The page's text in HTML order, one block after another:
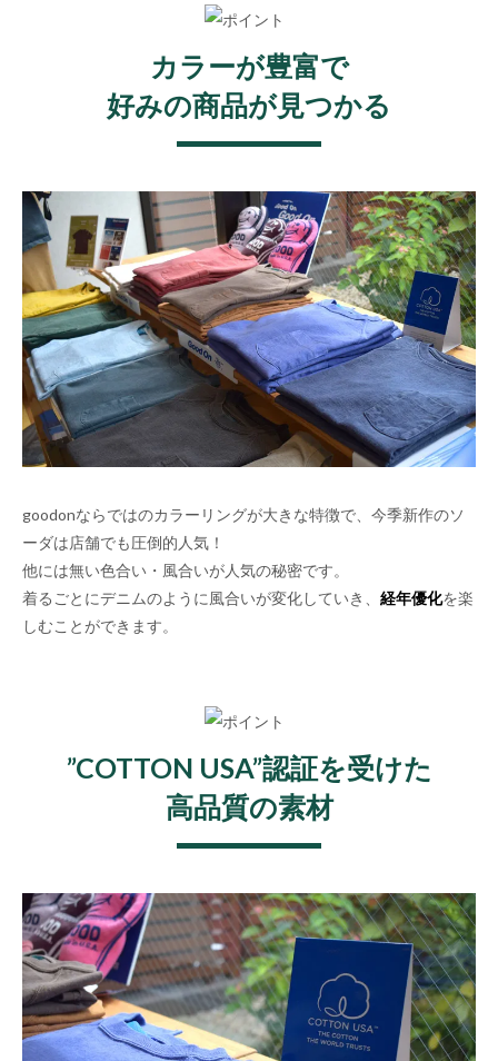
カラーが豊富で
好みの商品が見つかる
goodonならではのカラーリングが大きな特徴で、今季新作のソ
ーダは店舗でも圧倒的人気！
他には無い色合い・風合いが人気の秘密です。
着るごとにデニムのように風合いが変化していき、 経年優化を楽
しむことができます。
”COTTON USA”認証を受けた
高品質の素材